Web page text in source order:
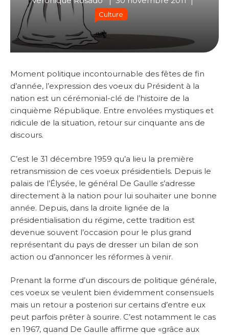
Culture
Moment politique incontournable des fêtes de fin
d’année, l’expression des voeux du Président à la
nation est un cérémonial-clé de l’histoire de la
cinquième République. Entre envolées mystiques et
ridicule de la situation, retour sur cinquante ans de
discours.
C’est le 31 décembre 1959 qu’a lieu la première
retransmission de ces voeux présidentiels. Depuis le
palais de l’Élysée, le général De Gaulle s’adresse
directement à la nation pour lui souhaiter une bonne
année. Depuis, dans la droite lignée de la
présidentialisation du régime, cette tradition est
devenue souvent l’occasion pour le plus grand
représentant du pays de dresser un bilan de son
action ou d’annoncer les réformes à venir.
Prenant la forme d’un discours de politique générale,
ces voeux se veulent bien évidemment consensuels
mais un retour a posteriori sur certains d’entre eux
peut parfois prêter à sourire. C’est notamment le cas
en 1967, quand De Gaulle affirme que «grâce aux